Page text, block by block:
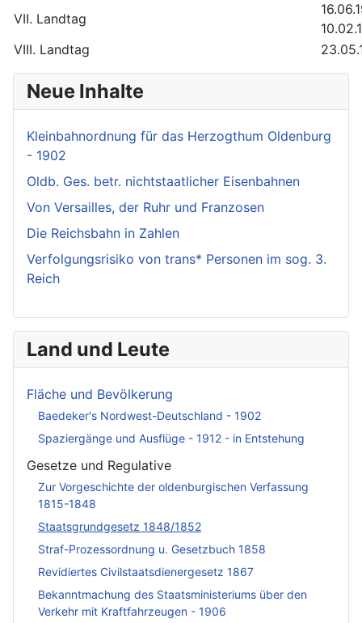
Neue Inhalte
Kleinbahnordnung für das Herzogthum Oldenburg
- 1902
Oldb. Ges. betr. nichtstaatlicher Eisenbahnen
Von Versailles, der Ruhr und Franzosen
Die Reichsbahn in Zahlen
Verfolgungsrisiko von trans* Personen im sog. 3.
Reich
Land und Leute
Fläche und Bevölkerung
Baedeker's Nordwest-Deutschland - 1902
Spaziergänge und Ausflüge - 1912 - in Entstehung
Gesetze und Regulative
Zur Vorgeschichte der oldenburgischen Verfassung
1815-1848
Staatsgrundgesetz 1848/1852
Straf-Prozessordnung u. Gesetzbuch 1858
Revidiertes Civilstaatsdienergesetz 1867
Bekanntmachung des Staatsministeriums über den
Verkehr mit Kraftfahrzeugen - 1906
VII. Landtag
VIII. Landtag